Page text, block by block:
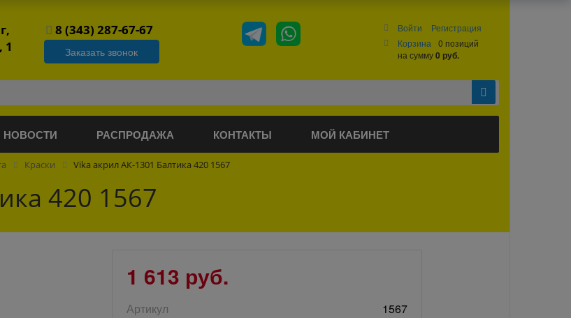
1
8 (343) 287-67-67
Заказать звонок
Войти
Регистрация
Корзина
0 позиций
на сумму0 руб.
НОВОСТИ РАСПРОДАЖА КОНТАКТЫ МОЙ КАБИНЕТ
Краски Vika акрил АК-1301 Балтика 420 1567
420 1567
1 613 руб.
Артикул
1567